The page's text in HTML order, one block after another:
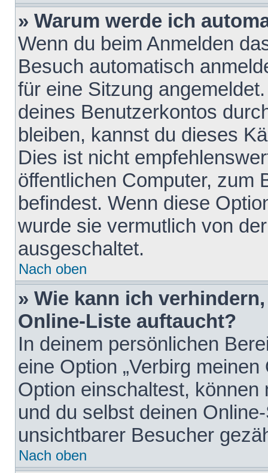
» Warum werde ich
Wenn du beim Anmelden
Besuch automatisch
für eine Sitzung
deines Benutzerkontos
bleiben, kannst du dieses
Dies ist nicht
öffentlichen Computer, zum
befindest. Wenn diese
wurde sie vermutlich von
ausgeschaltet.
Nach oben
» Wie kann ich
Online-Liste auftaucht?
In deinem persönlichen
eine Option „Verbirg
Option einschaltest,
und du selbst deinen
unsichtbarer Besucher
Nach oben